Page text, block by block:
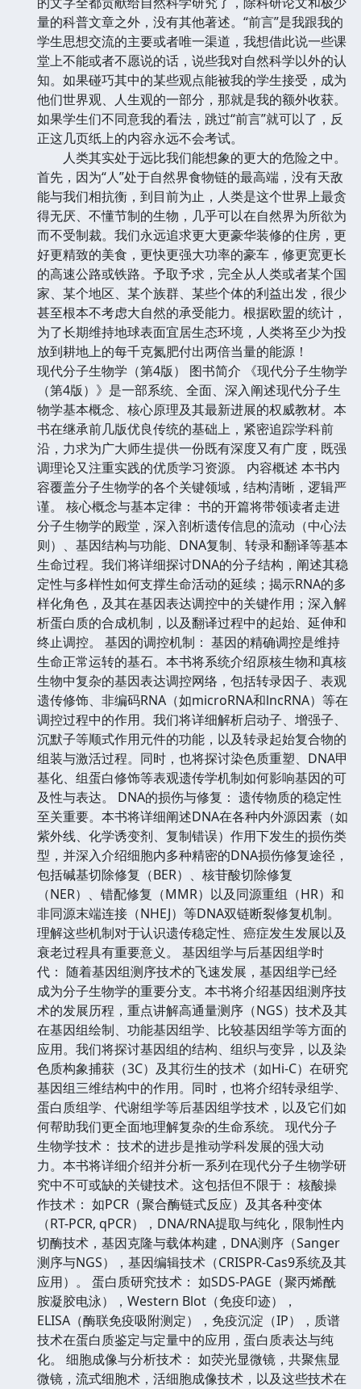
量的科普文章之外，没有其他著述。“前言”是我跟我的
学生思想交流的主要或者唯一渠道，我想借此说一些课
堂上不能或者不愿说的话，说些我对自然科学以外的认
知。如果碰巧其中的某些观点能被我的学生接受，成为
他们世界观、人生观的一部分，那就是我的额外收获。
如果学生们不同意我的看法，跳过“前言”就可以了，反
正这几页纸上的内容永远不会考试。
人类其实处于远比我们能想象的更大的危险之中。
首先，因为“人”处于自然界食物链的最高端，没有天敌
能与我们相抗衡，到目前为止，人类是这个世界上最贪
得无厌、不懂节制的生物，几乎可以在自然界为所欲为
而不受制裁。我们永远追求更大更豪华装修的住房，更
好更精致的美食，更快更强大功率的豪车，修更宽更长
的高速公路或铁路。予取予求，完全从人类或者某个国
家、某个地区、某个族群、某些个体的利益出发，很少
甚至根本不考虑大自然的承受能力。根据欧盟的统计，
为了长期维持地球表面宜居生态环境，人类将至少为投
放到耕地上的每千克氮肥付出两倍当量的能源！
现代分子生物学（第4版） 图书简介 《现代分子生物学
（第4版）》是一部系统、全面、深入阐述现代分子生
物学基本概念、核心原理及其最新进展的权威教材。本
书在继承前几版优良传统的基础上，紧密追踪学科前
沿，力求为广大师生提供一份既有深度又有广度，既强
调理论又注重实践的优质学习资源。 内容概述 本书内
容覆盖分子生物学的各个关键领域，结构清晰，逻辑严
谨。 核心概念与基本定律： 书的开篇将带领读者走进
分子生物学的殿堂，深入剖析遗传信息的流动（中心法
则）、基因结构与功能、DNA复制、转录和翻译等基本
生命过程。我们将详细探讨DNA的分子结构，阐述其稳
定性与多样性如何支撑生命活动的延续；揭示RNA的多
样化角色，及其在基因表达调控中的关键作用；深入解
析蛋白质的合成机制，以及翻译过程中的起始、延伸和
终止调控。 基因的调控机制： 基因的精确调控是维持
生命正常运转的基石。本书将系统介绍原核生物和真核
生物中复杂的基因表达调控网络，包括转录因子、表观
遗传修饰、非编码RNA（如microRNA和lncRNA）等在
调控过程中的作用。我们将详细解析启动子、增强子、
沉默子等顺式作用元件的功能，以及转录起始复合物的
组装与激活过程。同时，也将探讨染色质重塑、DNA甲
基化、组蛋白修饰等表观遗传学机制如何影响基因的可
及性与表达。 DNA的损伤与修复： 遗传物质的稳定性
至关重要。本书将详细阐述DNA在各种内外源因素（如
紫外线、化学诱变剂、复制错误）作用下发生的损伤类
型，并深入介绍细胞内多种精密的DNA损伤修复途径，
包括碱基切除修复（BER）、核苷酸切除修复
（NER）、错配修复（MMR）以及同源重组（HR）和
非同源末端连接（NHEJ）等DNA双链断裂修复机制。
理解这些机制对于认识遗传稳定性、癌症发生发展以及
衰老过程具有重要意义。 基因组学与后基因组学时
代： 随着基因组测序技术的飞速发展，基因组学已经
成为分子生物学的重要分支。本书将介绍基因组测序技
术的发展历程，重点讲解高通量测序（NGS）技术及其
在基因组绘制、功能基因组学、比较基因组学等方面的
应用。我们将探讨基因组的结构、组织与变异，以及染
色质构象捕获（3C）及其衍生的技术（如Hi-C）在研究
基因组三维结构中的作用。同时，也将介绍转录组学、
蛋白质组学、代谢组学等后基因组学技术，以及它们如
何帮助我们更全面地理解复杂的生命系统。 现代分子
生物学技术： 技术的进步是推动学科发展的强大动
力。本书将详细介绍并分析一系列在现代分子生物学研
究中不可或缺的关键技术。这包括但不限于： 核酸操
作技术： 如PCR（聚合酶链式反应）及其各种变体
（RT-PCR, qPCR），DNA/RNA提取与纯化，限制性内
切酶技术，基因克隆与载体构建，DNA测序（Sanger
测序与NGS），基因编辑技术（CRISPR-Cas9系统及其
应用）。 蛋白质研究技术： 如SDS-PAGE（聚丙烯酰
胺凝胶电泳），Western Blot（免疫印迹），
ELISA（酶联免疫吸附测定），免疫沉淀（IP），质谱
技术在蛋白质鉴定与定量中的应用，蛋白质表达与纯
化。 细胞成像与分析技术： 如荧光显微镜，共聚焦显
微镜，流式细胞术，活细胞成像技术，以及这些技术在